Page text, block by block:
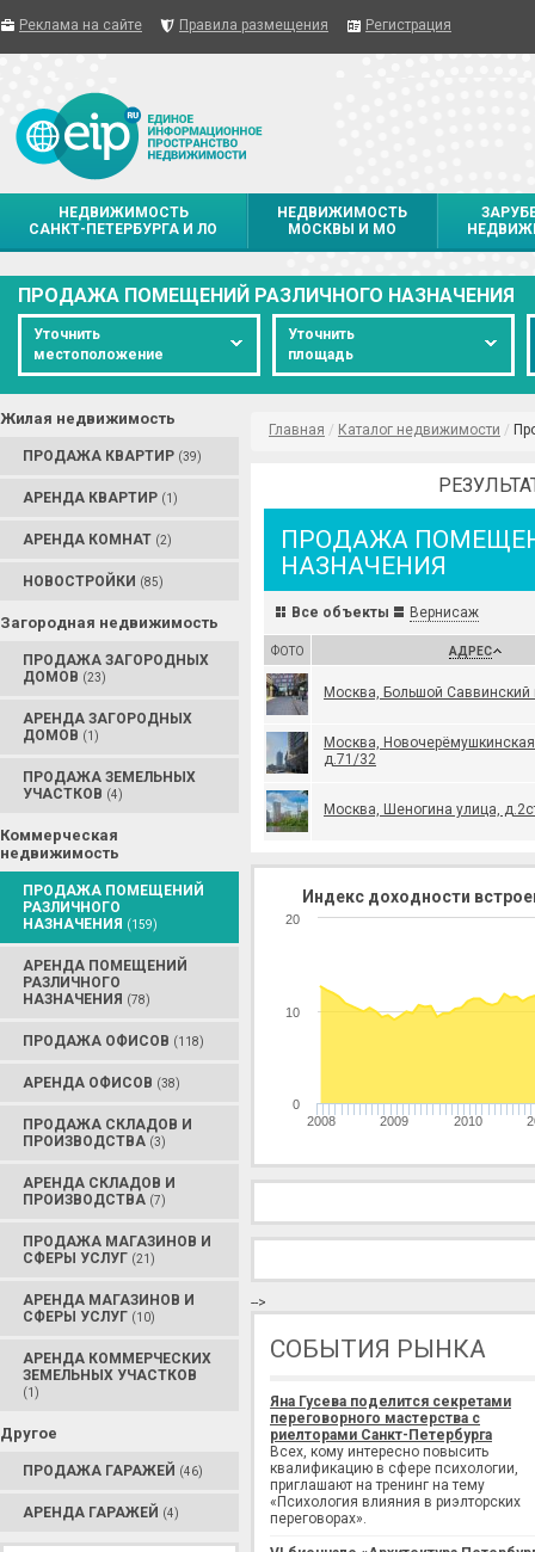
Реклама на сайте Правила размещения Регистрация
НЕДВИЖИМОСТЬ
САНКТ-ПЕТЕРБУРГА И ЛО
НЕДВИЖИМОСТЬ
МОСКВЫ И МО
ПРОДАЖА ПОМЕЩЕНИЙ РАЗЛИЧНОГО НАЗНАЧЕНИЯ
Уточнить
местоположение
Уточнить
площадь
Жилая недвижимость
ПРОДАЖА КВАРТИР (39)
АРЕНДА КВАРТИР (1)
АРЕНДА КОМНАТ (2)
НОВОСТРОЙКИ (85)
Загородная недвижимость
ПРОДАЖА ЗАГОРОДНЫХ
ДОМОВ (23)
АРЕНДА ЗАГОРОДНЫХ
ДОМОВ (1)
ПРОДАЖА ЗЕМЕЛЬНЫХ
УЧАСТКОВ (4)
Коммерческая
недвижимость
ПРОДАЖА ПОМЕЩЕНИЙ
РАЗЛИЧНОГО
НАЗНАЧЕНИЯ (159)
АРЕНДА ПОМЕЩЕНИЙ
РАЗЛИЧНОГО
НАЗНАЧЕНИЯ (78)
ПРОДАЖА ОФИСОВ (118)
АРЕНДА ОФИСОВ (38)
ПРОДАЖА СКЛАДОВ И
ПРОИЗВОДСТВА (3)
АРЕНДА СКЛАДОВ И
ПРОИЗВОДСТВА (7)
ПРОДАЖА МАГАЗИНОВ И
СФЕРЫ УСЛУГ (21)
АРЕНДА МАГАЗИНОВ И
СФЕРЫ УСЛУГ (10)
АРЕНДА КОММЕРЧЕСКИХ
ЗЕМЕЛЬНЫХ УЧАСТКОВ
(1)
Другое
ПРОДАЖА ГАРАЖЕЙ (46)
АРЕНДА ГАРАЖЕЙ (4)
Главная / Каталог недвижимости /
ПРОДАЖА
НАЗНАЧЕНИЯ
Все объекты Вернисаж
ФОТО АДРЕС
Москва, Большой Саввинский
Москва,
д.71/32
Москва, Шеногина улица,
Индекс доходности
2008 2009 2010
0
10
20
-->
СОБЫТИЯ РЫНКА
Яна Гусева поделится секретами
переговорного мастерства с
риелторами Санкт-Петербурга
Всех, кому интересно повысить
квалификацию в сфере психологии,
приглашают на тренинг на тему
«Психология влияния в риэлторских
переговорах».